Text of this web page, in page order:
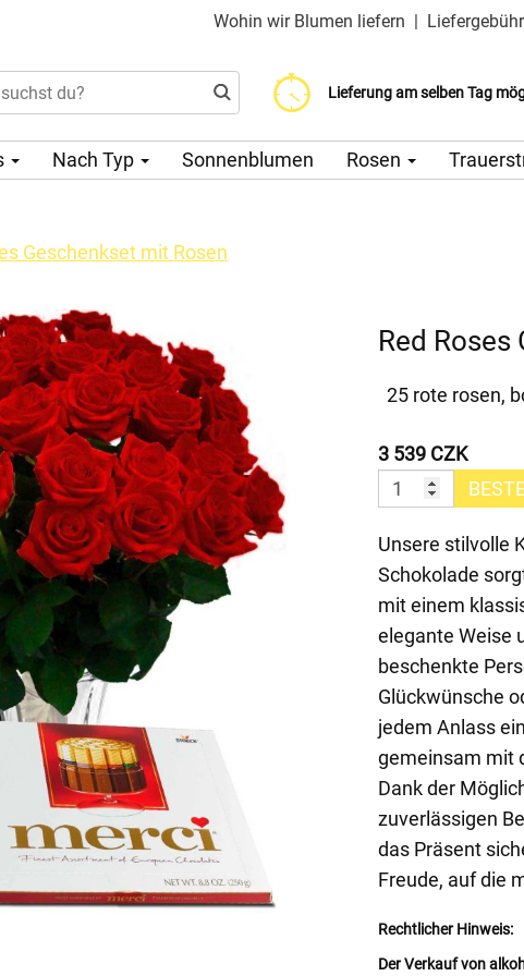
Wohin wir Blumen liefern |
Lieferung am selben Tag
Liefergebühr ab 200 CZK
Wählen Sie Ihr Lieferdatum
Nach Typ Sonnenblumen Rosen
Geschenkset mit Rosen
Red
25 rote rosen,
3 539 CZK
Unsere stilvolle
Schokolade
mit einem
elegante Weise
beschenkte
Glückwünsche
jedem Anlass
gemeinsam mit
Dank der
zuverlässigen
das Präsent
Freude, auf die
Rechtlicher Hinweis:
Der Verkauf von